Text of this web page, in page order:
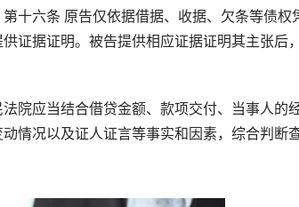
六条 原告仅依据借据、收据、欠条等债权
证据证明。被告提供相应证据证明其主张后
应当结合借贷金额、款项交付、当事人的
情况以及证人证言等事实和因素，综合判断